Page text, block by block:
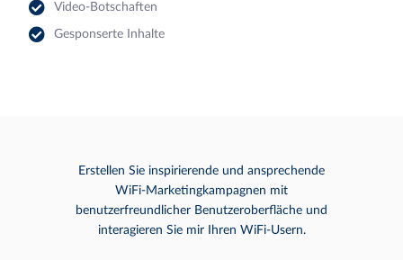
Video-Botschaften
Gesponserte Inhalte
Erstellen Sie inspirierende und ansprechende
WiFi-Marketingkampagnen mit
benutzerfreundlicher Benutzeroberfläche und
interagieren Sie mir Ihren WiFi-Usern.